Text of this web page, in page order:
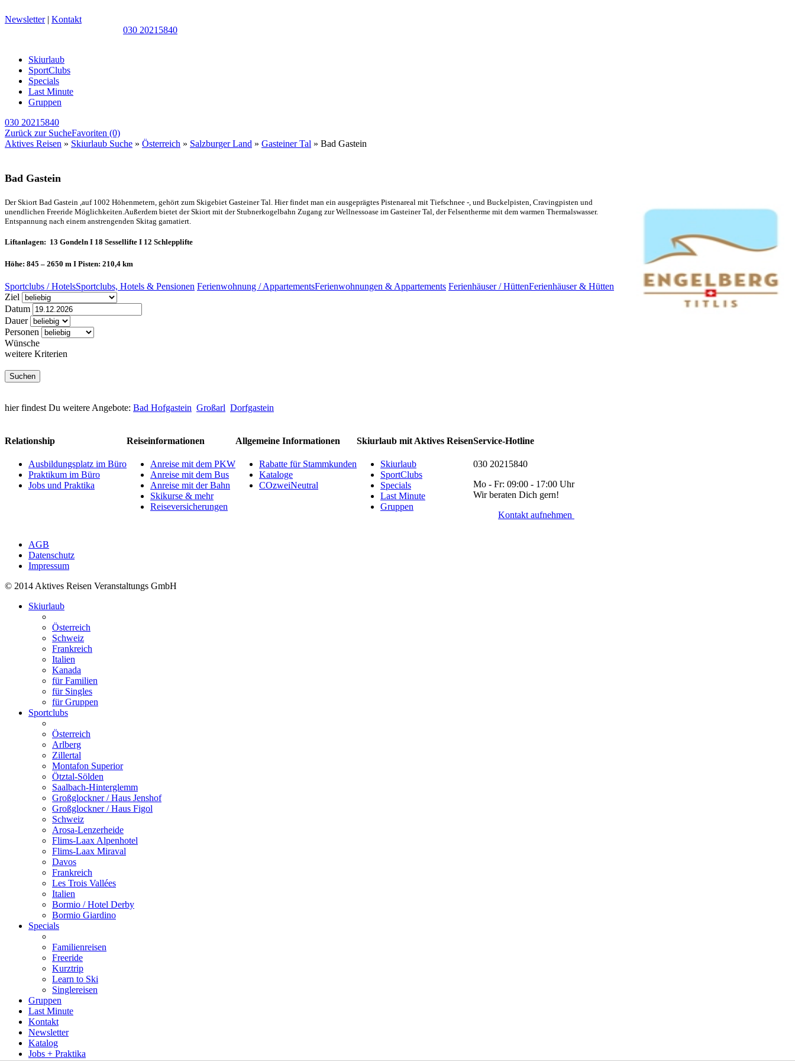
Newsletter| Kontakt
030 20215840
Skiurlaub
SportClubs
Specials
Last Minute
Gruppen
030 20215840
Zurück zur SucheFavoriten (0)
Aktives Reisen » Skiurlaub Suche » Österreich » Salzburger Land » Gasteiner Tal » Bad Gastein
Bad Gastein
Der Skiort Bad Gastein ,auf 1002 Höhenmetern, gehört zum Skigebiet Gasteiner Tal. Hier findet man ein ausgeprägtes Pistenareal mit Tiefschnee -, und Buckelpisten, Cravingpisten und
unendlichen Freeride Möglichkeiten.Außerdem bietet der Skiort mit der Stubnerkogelbahn Zugang zur Wellnessoase im Gasteiner Tal, der Felsentherme mit dem warmen Thermalswasser.
Entspannung nach einem anstrengenden Skitag garnatiert.
Liftanlagen: 13 Gondeln I 18 Sessellifte I 12 Schlepplifte
Höhe: 845 – 2650 m I Pisten: 210,4 km
Sportclubs / HotelsSportclubs, Hotels & Pensionen Ferienwohnung / AppartementsFerienwohnungen & Appartements Ferienhäuser / HüttenFerienhäuser & Hütten
Ziel
Datum
Dauer
Personen
Wünsche
weitere Kriterien
hier findest Du weitere Angebote: Bad Hofgastein Großarl Dorfgastein
Relationship
Ausbildungsplatz im Büro
Praktikum im Büro
Jobs und Praktika
Reiseinformationen
Anreise mit dem PKW
Anreise mit dem Bus
Anreise mit der Bahn
Skikurse & mehr
Reiseversicherungen
Allgemeine Informationen
Rabatte für Stammkunden
Kataloge
COzweiNeutral
Skiurlaub mit Aktives Reisen
Skiurlaub
SportClubs
Specials
Last Minute
Gruppen
Service-Hotline
030 20215840
Mo - Fr: 09:00 - 17:00 Uhr
Wir beraten Dich gern!
Kontakt aufnehmen
AGB
Datenschutz
Impressum
© 2014 Aktives Reisen Veranstaltungs GmbH
Skiurlaub
Österreich
Schweiz
Frankreich
Italien
Kanada
für Familien
für Singles
für Gruppen
Sportclubs
Österreich
Arlberg
Zillertal
Montafon Superior
Ötztal-Sölden
Saalbach-Hinterglemm
Großglockner / Haus Jenshof
Großglockner / Haus Figol
Schweiz
Arosa-Lenzerheide
Flims-Laax Alpenhotel
Flims-Laax Miraval
Davos
Frankreich
Les Trois Vallées
Italien
Bormio / Hotel Derby
Bormio Giardino
Specials
Familienreisen
Freeride
Kurztrip
Learn to Ski
Singlereisen
Gruppen
Last Minute
Kontakt
Newsletter
Katalog
Jobs + Praktika